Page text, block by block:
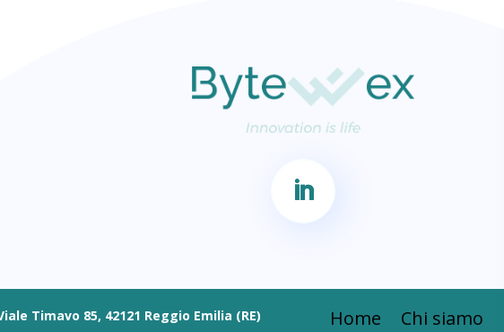
Timavo 85, 42121 Reggio Emilia (RE)
Home Chi siamo